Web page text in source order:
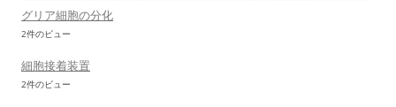
グリア細胞の分化
2件のビュー
細胞接着装置
2件のビュー